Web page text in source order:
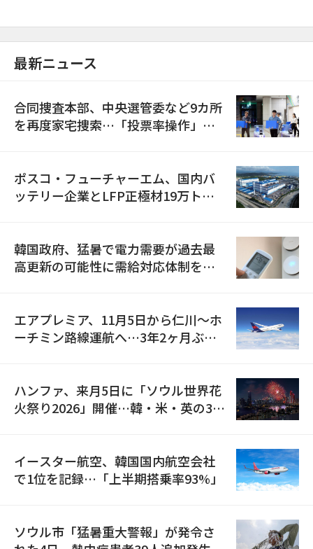
最新ニュース
合同捜査本部、中央選管委など9カ所
を再度家宅捜索…「投票率操作」の
ポスコ・フューチャーエム、国内バ
ッテリー企業とLFP正極材19万トン
韓国政府、猛暑で電力需要が過去最
高更新の可能性に需給対応体制を点
エアプレミア、11月5日から仁川〜ホ
ーチミン路線運航へ…3年2ヶ月ぶり
ハンファ、来月5日に「ソウル世界花
火祭り2026」開催…韓・米・英の3カ
イースター航空、韓国国内航空会社
で1位を記録…「上半期搭乗率93%」
ソウル市「猛暑重大警報」が発令さ